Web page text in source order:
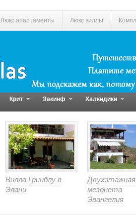
Люкс апартаменты Люкс виллы
Крит Закинф Халкидики
Вилла Гринблу в
Элани
Двухэтажная
мезонета
Эвангелия